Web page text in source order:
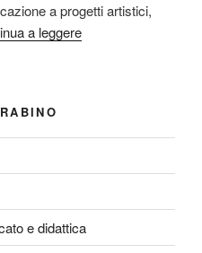
a progetti artistici,
a leggere
e didattica